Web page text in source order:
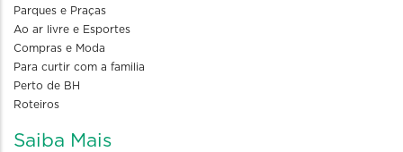
Parques e Praças
Ao ar livre e Esportes
Compras e Moda
Para curtir com a familia
Perto de BH
Roteiros
Saiba Mais